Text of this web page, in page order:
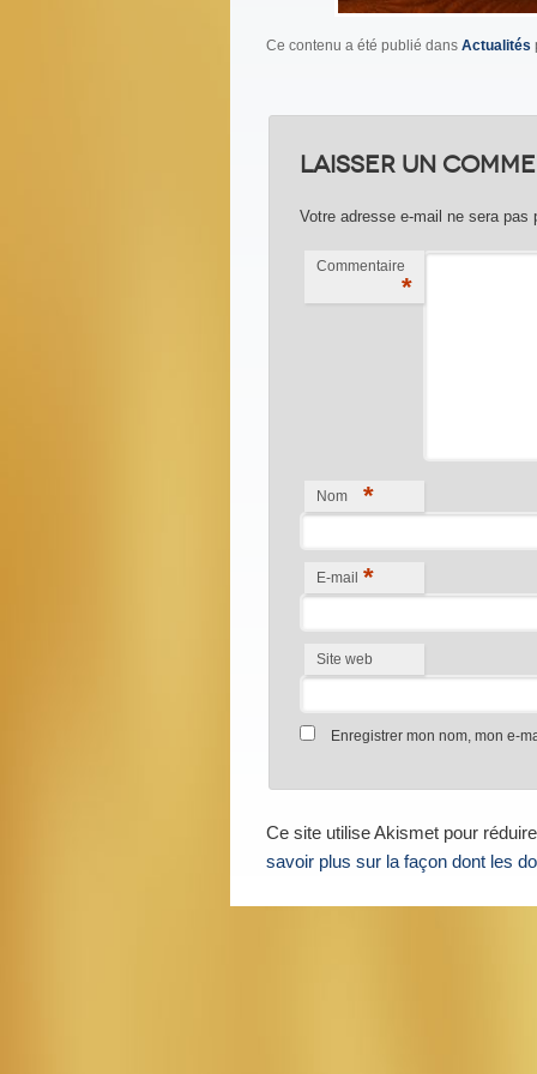
Ce contenu a été publié dans Actualités
Laisser un
Votre adresse e-mail ne sera pas
Commentaire
*
Nom *
E-mail *
Site web
Enregistrer mon nom, mon e-
Ce site utilise Akismet pour
savoir plus sur la façon dont les